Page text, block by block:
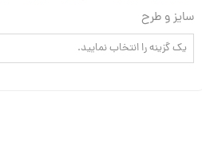
سایز و طرح
یک گزینه را انتخاب نمایید.